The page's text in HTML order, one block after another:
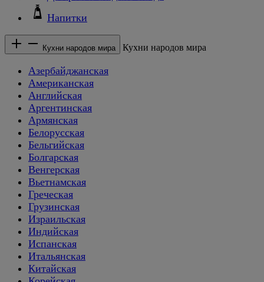
Напитки
Кухни народов мира Кухни народов мира
Азербайджанская
Американская
Английская
Аргентинская
Армянская
Белорусская
Бельгийская
Болгарская
Венгерская
Вьетнамская
Греческая
Грузинская
Израильская
Индийская
Испанская
Итальянская
Китайская